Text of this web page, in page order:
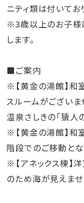
ニティ類は付いてお
※3歳以上のお子様
します。
■ご案内
※【黄金の湯館】和
スルームがございま
温泉さしきの「猿人
※【黄金の湯館】和
階段でのご移動とな
※【アネックス棟】
のため海が見えませ